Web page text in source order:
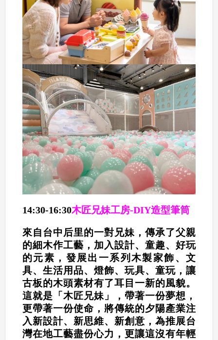
14:30-16:30木匠兄妹工房-DIY造型筆筒
來自台中后里的一對兄妹，傳承了父親
的細木作工藝，加入設計、童趣、好玩
的元素，發展出一系列木製家飾、文
具、生活用品、燈飾、玩具、童玩，讓
古板的木頭素材有了耳目一新的風貌。
這就是「木匠兄妹」，帶著一份夢想，
更帶著一份使命，將傳統的夕陽產業注
入新設計、新思維、新創意，為推展台
灣在地工藝盡份心力，更讓這沒有年輕